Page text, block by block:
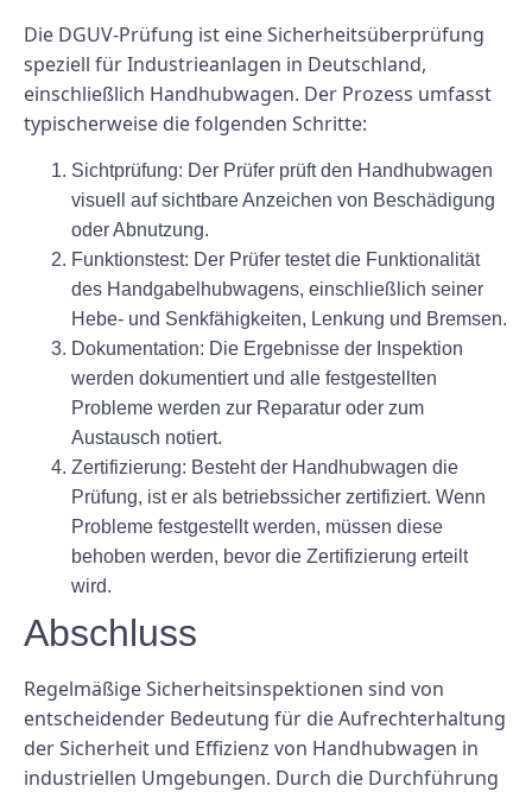
Die DGUV-Prüfung ist eine Sicherheitsüberprüfung
speziell für Industrieanlagen in Deutschland,
einschließlich Handhubwagen. Der Prozess umfasst
typischerweise die folgenden Schritte:
Sichtprüfung: Der Prüfer prüft den Handhubwagen
visuell auf sichtbare Anzeichen von Beschädigung
oder Abnutzung.
Funktionstest: Der Prüfer testet die Funktionalität
des Handgabelhubwagens, einschließlich seiner
Hebe- und Senkfähigkeiten, Lenkung und Bremsen.
Dokumentation: Die Ergebnisse der Inspektion
werden dokumentiert und alle festgestellten
Probleme werden zur Reparatur oder zum
Austausch notiert.
Zertifizierung: Besteht der Handhubwagen die
Prüfung, ist er als betriebssicher zertifiziert. Wenn
Probleme festgestellt werden, müssen diese
behoben werden, bevor die Zertifizierung erteilt
wird.
Abschluss
Regelmäßige Sicherheitsinspektionen sind von
entscheidender Bedeutung für die Aufrechterhaltung
der Sicherheit und Effizienz von Handhubwagen in
industriellen Umgebungen. Durch die Durchführung